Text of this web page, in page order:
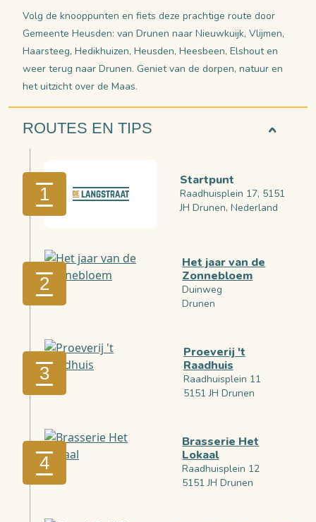
Volg de knooppunten en fiets deze prachtige route door
Gemeente Heusden: van Drunen naar Nieuwkuijk, Vlijmen,
Haarsteeg, Hedikhuizen, Heusden, Heesbeen, Elshout en
weer terug naar Drunen. Geniet van de dorpen, natuur en
het uitzicht over de Maas.
ROUTES EN TIPS
1
Startpunt
Raadhuisplein 17, 5151
JH Drunen, Nederland
2
Het jaar van de
Zonnebloem
Duinweg
Drunen
3
Proeverij 't
Raadhuis
Raadhuisplein 11
5151 JH Drunen
4
Brasserie Het
Lokaal
Raadhuisplein 12
5151 JH Drunen